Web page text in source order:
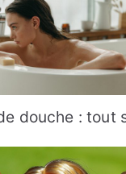
douche : tout